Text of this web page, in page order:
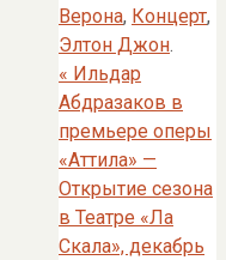
Верона, Концерт,
Элтон Джон.
« Ильдар
Абдразаков в
премьере оперы
«Аттила» —
Открытие сезона
в Театре «Ла
Скала», декабрь